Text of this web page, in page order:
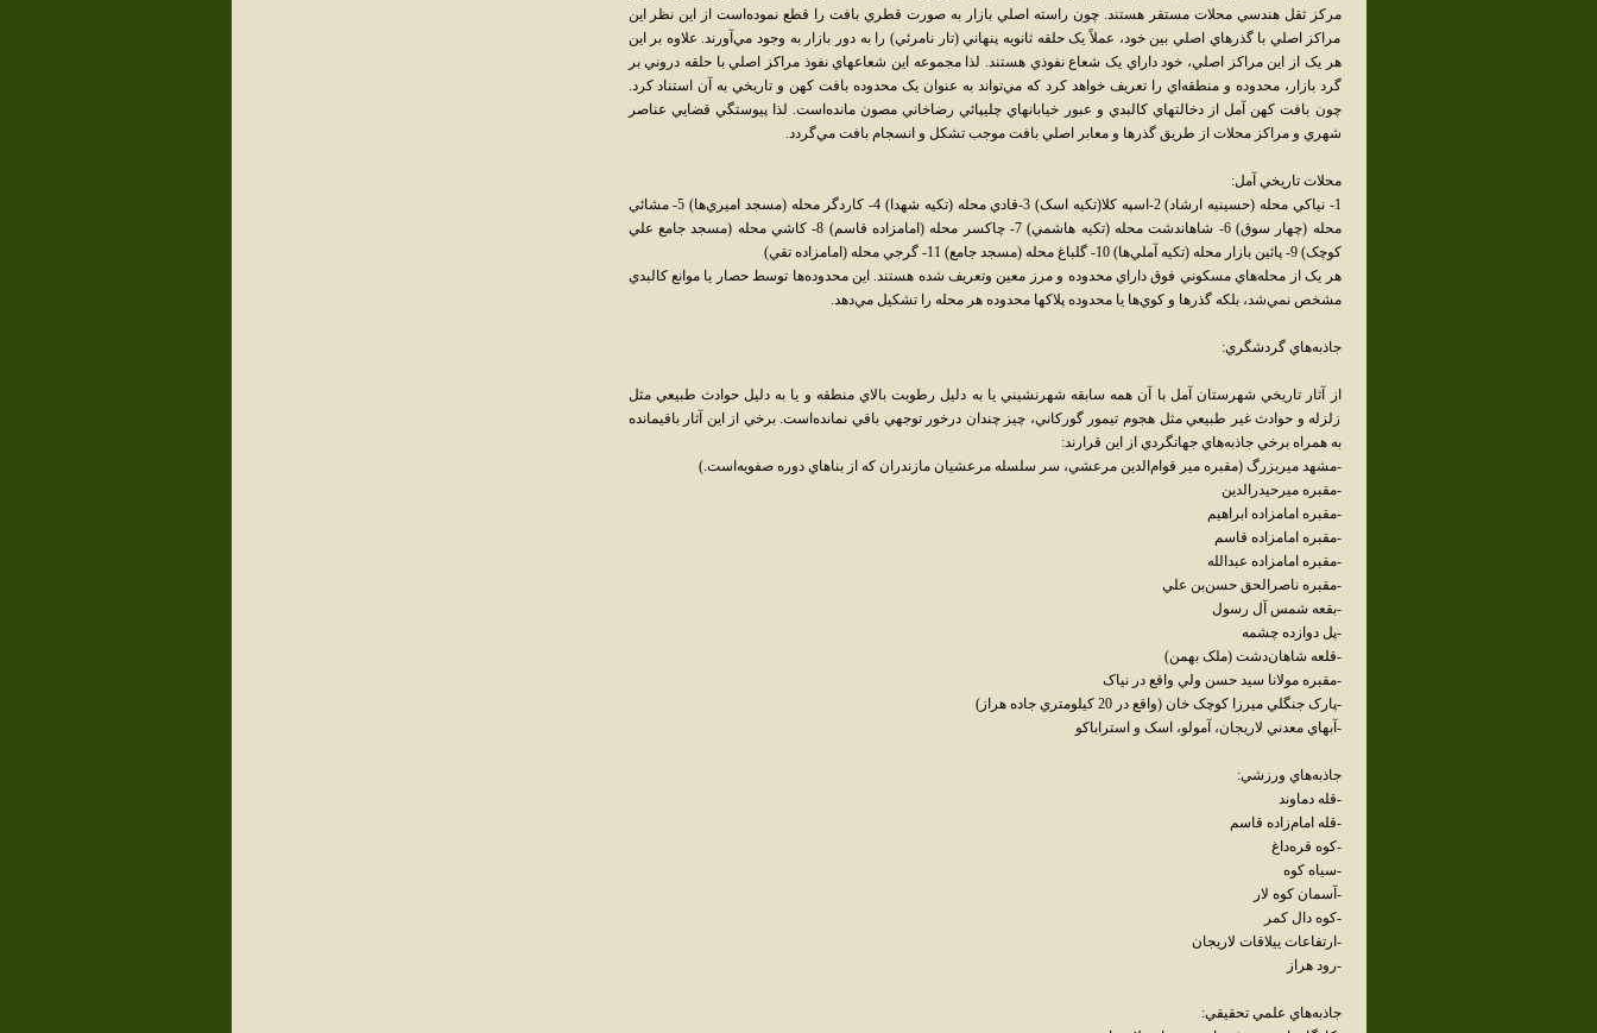
مرکز ثقل هندسي محلات مستقر هستند. چون راسته اصلي بازار به صورت قطري بافت را قطع نموده‌است از اين نظر اين
مراکز اصلي با گذرهاي اصلي بين خود، عملاً يک حلقه ثانويه پنهاني (تار نامرئي) را به دور بازار به وجود مي‌آورند. علاوه بر اين
هر يک از اين مراکز اصلي، خود داراي يک شعاع نفوذي هستند. لذا مجموعه اين شعاعهاي نفوذ مراکز اصلي با حلقه دروني بر
گرد بازار، محدوده و منطقه‌اي را تعريف خواهد کرد که مي‌تواند به عنوان يک محدوده بافت کهن و تاريخي به آن استناد کرد.
چون بافت کهن آمل از دخالتهاي کالبدي و عبور خيابانهاي چليپائي رضاخاني مصون مانده‌است. لذا پيوستگي قضايي عناصر
شهري و مراکز محلات از طريق گذرها و معابر اصلي بافت موجب تشکل و انسجام بافت مي‌گردد.
محلات تاريخي آمل:
1- نياکي محله (حسينيه ارشاد) 2-اسپه کلا(تکيه اسک) 3-قادي محله (تکيه شهدا) 4- کاردگر محله (مسجد اميري‌ها) 5- مشائي
محله (چهار سوق) 6- شاهاندشت محله (تکيه هاشمي) 7- چاکسر محله (امامزاده قاسم) 8- کاشي محله (مسجد جامع علي
کوچک) 9- پائين بازار محله (تکيه آملي‌ها) 10- گلباغ محله (مسجد جامع) 11- گرجي محله (امامزاده تقي)
هر يک از محله‌هاي مسکوني فوق داراي محدوده و مرز معين وتعريف شده هستند. اين محدوده‌ها توسط حصار يا موانع کالبدي
مشخص نمي‌شد، بلکه گذرها و کوي‌ها يا محدوده پلاکها محدوده هر محله را تشکيل مي‌دهد.
جاذبه‌هاي گردشگري:
از آثار تاريخي شهرستان آمل با آن همه سابقه شهرنشيني يا به دليل رطوبت بالاي منطقه و يا به دليل حوادث طبيعي مثل
زلزله و حوادث غير طبيعي مثل هجوم تيمور گورکاني، چيز چندان درخور توجهي باقي نمانده‌است. برخي از اين آثار باقيمانده
به همراه برخي جاذبه‌هاي جهانگردي از اين قرارند:
-مشهد ميربزرگ (مقبره مير قوام‌الدين مرعشي، سر سلسله مرعشيان مازندران که از بناهاي دوره صفويه‌است.)
-مقبره ميرحيدرالدين
-مقبره امامزاده ابراهيم
-مقبره امامزاده قاسم
-مقبره امامزاده عبدالله
-مقبره ناصرالحق حسن‌بن علي
-بقعه شمس آل رسول
-پل دوازده چشمه
-قلعه شاهان‌دشت (ملک بهمن)
-مقبره مولانا سيد حسن ولي واقع در نياک
-پارک جنگلي ميرزا کوچک خان (واقع در 20 کيلومتري جاده هراز)
-آبهاي معدني لاريجان، آمولو، اسک و استراباکو
جاذبه‌هاي ورزشي:
-قله دماوند
-قله امام‌زاده قاسم
-کوه قره‌داغ
-سياه کوه
-آسمان کوه لار
-کوه دال کمر
-ارتفاعات ييلاقات لاريجان
-رود هراز
جاذبه‌هاي علمي تحقيقي: